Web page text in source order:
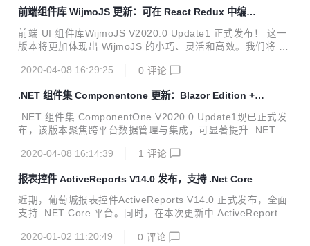
文档，为您的应用程序提供 Excel 全栈、全场景解决方案。 G
cExcel 对操作系统的支持 GcExcel 对云服务的支持 GcExcel
+SpreadJS 实现Excel 全栈解决方案 与Java电子表格库Apac
前端组件库 WijmoJS 更新：可在 React Redux 中编辑
DataGrid
前端 UI 组件库WijmoJS V2020.0 Update1 正式发布！ 这一
版本将更加体现出 WijmoJS 的小巧、灵活和高效。我们将 Wi
间。同时，我们还优化了数据渲染引擎（通常使用虚拟化），
载。 为了响应用户需求，WijmoJS 的新版本加入许多在构建
Web应用程序时会用到的功能，除了可在React Redux 应用
程序中编辑DataGrid外，还有针对FlexGrid和FlexChart的增
装程序，以便同步...
2020-04-08 16:29:25 0 评论
.NET 组件集 Componentone 更新：Blazor Edition +
跨平台数据组件
.NET 组件集 ComponentOne V2020.0 Update1现已正式发
布，该版本聚焦跨平台数据管理与集成，可显著提升 .NET开
到在线数据源的新方法，通过跨平台数据集管理，呈现数据 U
tOne的全部新特性之前，请下载最新安装程序，以便同步体
验！ >> ComponentOne 最新版下载地址 ComponentOne B
lazor Edition - 正式发布 我们在此前版本中发布了 Blazor Edi
2020-04-08 16:14:39 1 评论
报表控件 ActiveReports V14.0 发布，支持 .Net Core
近期，葡萄城报表控件ActiveReports V14.0 正式发布，全面
支持 .NET Core 平台。同时，在本次更新中 ActiveReports的
化，报表设计能力得以大幅提升。 作为一款专注于 .NET 平台
2020-01-02 11:20:49 0 评论